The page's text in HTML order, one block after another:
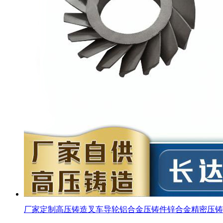
厂家定制高压铸造叉车导轮铝合金压铸件锌合金精密压